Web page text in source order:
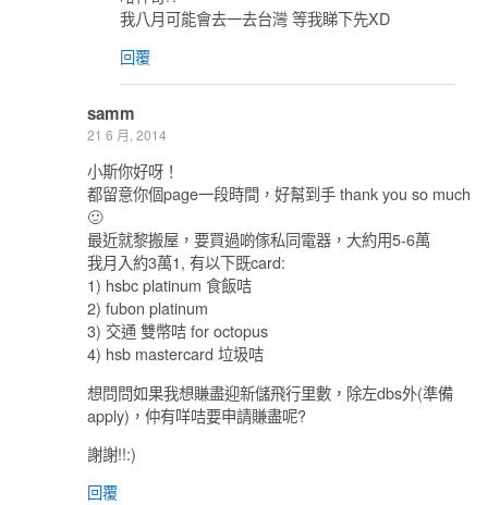
我八月可能會去一去台灣 等我睇下先XD
回覆
samm
21 6 月, 2014
小斯你好呀！
都留意你個page一段時間，好幫到手 thank you so much
🙂
最近就黎搬屋，要買過啲傢私同電器，大約用5-6萬
我月入約3萬1, 有以下既card:
1) hsbc platinum 食飯咭
2) fubon platinum
3) 交通 雙幣咭 for octopus
4) hsb mastercard 垃圾咭
想問問如果我想賺盡迎新儲飛行里數，除左dbs外(準備
apply)，仲有咩咭要申請賺盡呢?
謝謝!!:)
回覆